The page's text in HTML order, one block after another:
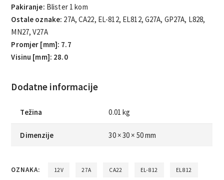
Pakiranje: Blister 1 kom
Ostale oznake: 27A, CA22, EL-812, EL812, G27A, GP27A, L828,
MN27, V27A
Promjer [mm]: 7.7
Visinu [mm]: 28.0
Dodatne informacije
Težina 0.01 kg
Dimenzije 30 × 30 × 50 mm
OZNAKA: 12V 27A CA22 EL-812 EL812